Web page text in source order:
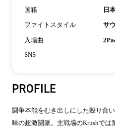
国籍 日
ファイトスタイル サ
入場曲
SNS
PROFILE
闘争本能をむき出しにした殴り合
味の超激闘派。主戦場のKrushで